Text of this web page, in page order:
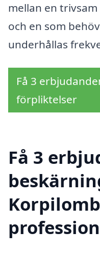
mellan en
och en som
underhållas
Få 3
förpliktelser
Få 3